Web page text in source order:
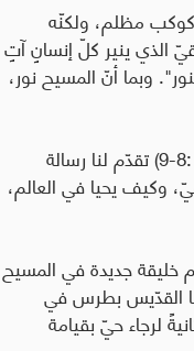
كوكب مظلم، ولكنّه
الذي ينير كلّ إنسانٍ آتٍ
وبما أنّ المسيح نور،
ثانيًا: "فسيروا سيرة أبناء النور، لأنّ ثمر الروح هو في كلّ صلاح وبرّ وحقّ" (أف 5 :8-9) تقدّم لنا رسالة
وكيف يحيا في العالم،
خليقة جديدة في المسيح
القدّيس بطرس في
لرجاء حيّ بقيامة